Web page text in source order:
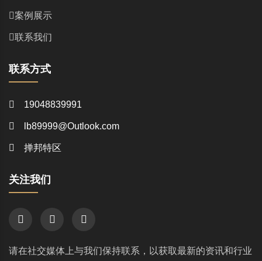
案例展示
联系我们
联系方式
19048839991
lb89999@Outlook.com
掸邦特区
关注我们
请在社交媒体上与我们保持联系，以获取最新的资讯和行业